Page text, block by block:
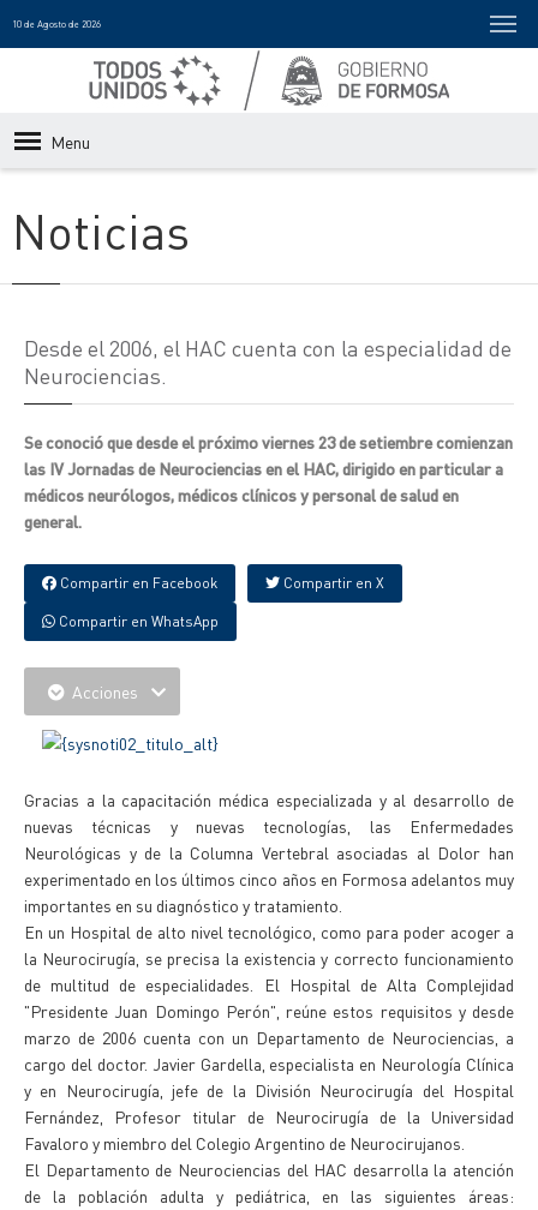
10 de Agosto de 2026
Menu
Noticias
Desde el 2006, el HAC cuenta con la especialidad de
Neurociencias.
Se conoció que desde el próximo viernes 23 de setiembre comienzan
las IV Jornadas de Neurociencias en el HAC, dirigido en particular a
médicos neurólogos, médicos clínicos y personal de salud en
general.
Compartir en Facebook Compartir en X
Compartir en WhatsApp
Acciones
Gracias a la capacitación médica especializada y al desarrollo de
nuevas técnicas y nuevas tecnologías, las Enfermedades
Neurológicas y de la Columna Vertebral asociadas al Dolor han
experimentado en los últimos cinco años en Formosa adelantos muy
importantes en su diagnóstico y tratamiento.
En un Hospital de alto nivel tecnológico, como para poder acoger a
la Neurocirugía, se precisa la existencia y correcto funcionamiento
de multitud de especialidades. El Hospital de Alta Complejidad
"Presidente Juan Domingo Perón", reúne estos requisitos y desde
marzo de 2006 cuenta con un Departamento de Neurociencias, a
cargo del doctor. Javier Gardella, especialista en Neurología Clínica
y en Neurocirugía, jefe de la División Neurocirugía del Hospital
Fernández, Profesor titular de Neurocirugía de la Universidad
Favaloro y miembro del Colegio Argentino de Neurocirujanos.
El Departamento de Neurociencias del HAC desarrolla la atención
de la población adulta y pediátrica, en las siguientes áreas: